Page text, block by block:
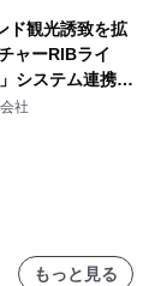
ド観光誘致を拡
ャーRIBライ
システム連携を
社
もっと見る